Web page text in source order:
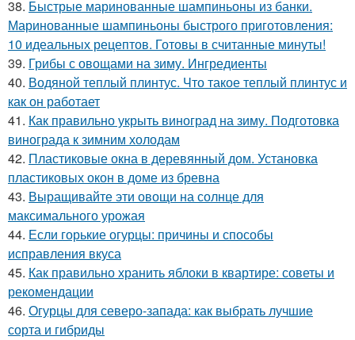
38. Быстрые маринованные шампиньоны из банки.
Маринованные шампиньоны быстрого приготовления:
10 идеальных рецептов. Готовы в считанные минуты!
39. Грибы с овощами на зиму. Ингредиенты
40. Водяной теплый плинтус. Что такое теплый плинтус и
как он работает
41. Как правильно укрыть виноград на зиму. Подготовка
винограда к зимним холодам
42. Пластиковые окна в деревянный дом. Установка
пластиковых окон в доме из бревна
43. Выращивайте эти овощи на солнце для
максимального урожая
44. Если горькие огурцы: причины и способы
исправления вкуса
45. Как правильно хранить яблоки в квартире: советы и
рекомендации
46. Огурцы для северо-запада: как выбрать лучшие
сорта и гибриды